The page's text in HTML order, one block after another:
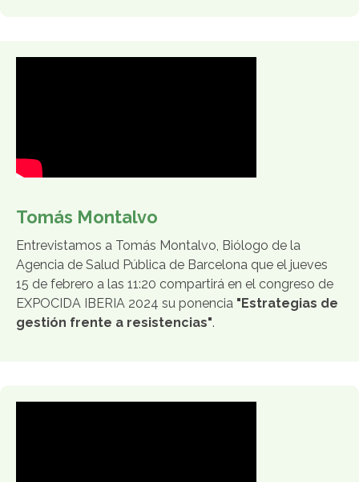
Tomás Montalvo
Entrevistamos a Tomás Montalvo, Biólogo de la
Agencia de Salud Pública de Barcelona que el jueves
15 de febrero a las 11:20 compartirá en el congreso de
EXPOCIDA IBERIA 2024 su ponencia "Estrategias de
gestión frente a resistencias".